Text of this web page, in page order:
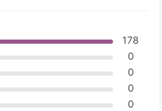
178
0
0
0
0